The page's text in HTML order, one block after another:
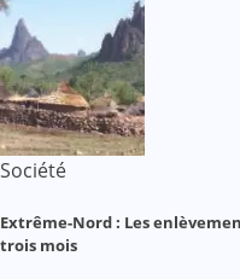
Société
Extrême-Nord : Les
trois mois